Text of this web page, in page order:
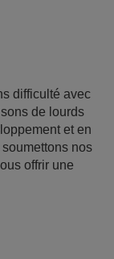
difficulté avec
de lourds
et en
nos
offrir une